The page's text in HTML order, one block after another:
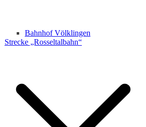
Bahnhof Völklingen
Strecke „Rosseltalbahn“